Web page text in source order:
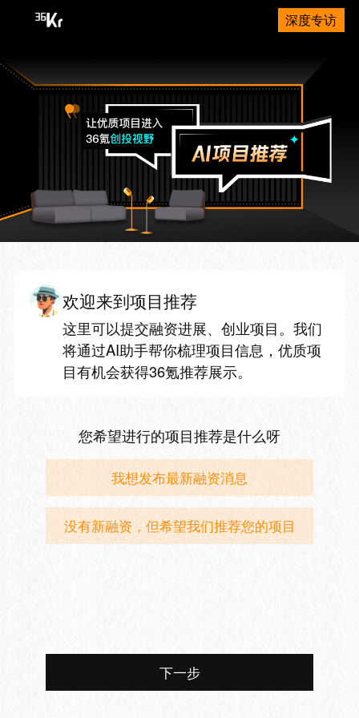
深度专访
欢迎来到项目推荐
这里可以提交融资进展、创业项目。我们
将通过AI助手帮你梳理项目信息，优质项
目有机会获得36氪推荐展示。
您希望进行的项目推荐是什么呀
我想发布最新融资消息
没有新融资，但希望我们推荐您的项目
下一步